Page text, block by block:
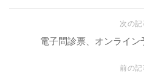
次の記
電子問診票、オンライ
前の記